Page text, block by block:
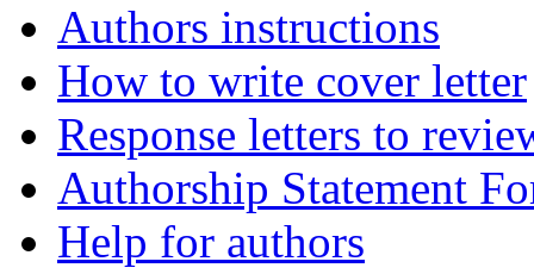
Authors instructions
How to write cover letter
Response letters to
Authorship Statement
Help for authors